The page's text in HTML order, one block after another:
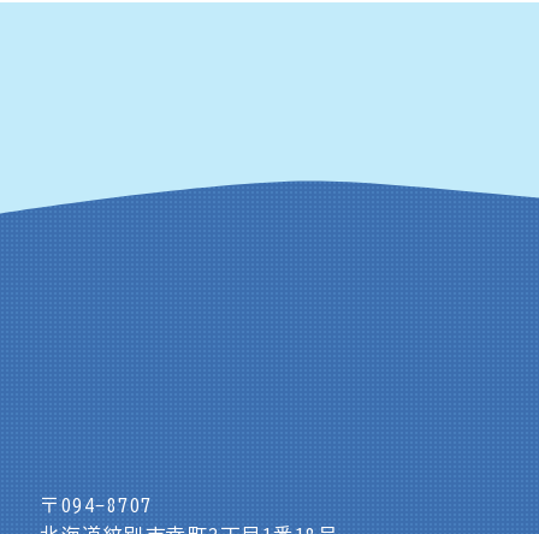
〒094-8707